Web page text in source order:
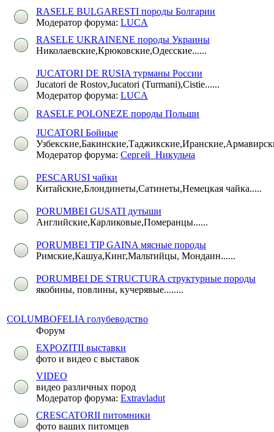
RASELE BULGARESTI породы Болгарии
Модератор форума: LUCA
RASELE UKRAINENE породы Украины
Николаевские,Крюковские,Одесские......
JUCATORI DE RUSIA турманы России
Jucatori de Rostov,Jucatori (Turmani),Cistie......
Модератор форума: LUCA
RASELE POLONEZE породы Польши
JUCATORI Бойные
Модератор форума: Сергей_Никульча
PESCARUSI чайки
Китайские,Блондинеты,Сатинеты,Немецкая чайка.....
PORUMBEI GUSATI дутыши
Английские,Карликовые,Померанцы......
PORUMBEI TIP GAINA мясные породы
Римские,Кашуа,Кинг,Мальтийцы, Мондаин......
PORUMBEI DE STRUCTURA структурные породы
якобины, повлины, кучерявые........
COLUMBOFELIA голубеводство
Форум
EXPOZITII выставки
фото и видео с выставок
VIDEO
видео различных пород
Модератор форума: Extravladut
CRESCATORII питомники
фото ваших питомцев